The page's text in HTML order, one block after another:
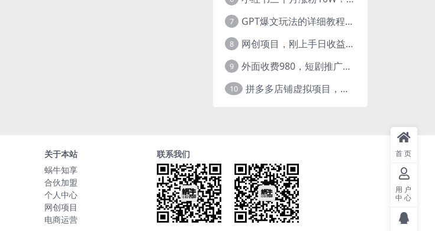
7 GPT爆文玩法的详细教程，今日头条原创文章玩法实操讲解，简单操作月入5000
8 网创项目，刚上手日收益300-500左右，熟悉后日收益1500-3000
9 外面收费980，短剧推广最新搬运玩法，几分钟一个作品，日入1000
10 拼多多店铺虚拟项目，教科书式操作玩法，轻松月入1000
关于本站
蜗牛知享
合伙加盟
个人中心
网创项目
电商运营
联系我们 首页
用户
中心